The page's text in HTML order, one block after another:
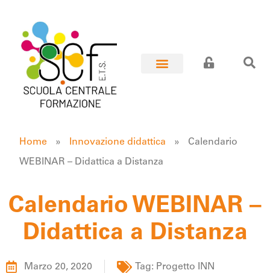
Home » Innovazione didattica » Calendario
WEBINAR – Didattica a Distanza
Calendario WEBINAR –
Didattica a Distanza
Marzo 20, 2020 Tag: Progetto INN